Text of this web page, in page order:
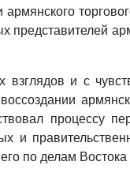
представителей
и с
процессу
по делам